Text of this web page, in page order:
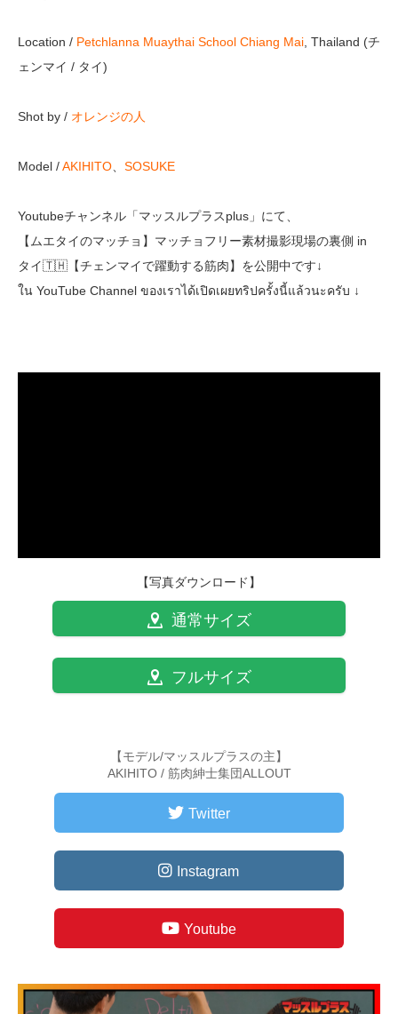
Location / Petchlanna Muaythai School Chiang Mai , Thailand (チ
ェンマイ / タイ)
Shot by / オレンジの人
Model /AKIHITO SOSUKE
Youtubeチャンネル「マッスルプラスplus」にて、
【ムエタイのマッチョ】マッチョフリー素材撮影現場の裏側 in
タイ🇹🇭【チェンマイで躍動する筋肉】を公開中です↓
ใน YouTube Channel ของเราได้เปิดเผยทริปครั้งนี้แล้วนะครับ ↓
【写真ダウンロード】
通常サイズ
フルサイズ
【モデル/マッスルプラスの主】
AKIHITO / 筋肉紳士集団ALLOUT
Twitter
Instagram
Youtube